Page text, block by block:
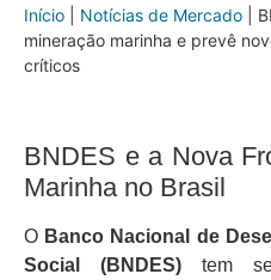
Início Notícias de Mercado
mineração marinha e prevê
críticos
BNDES e a Nova
Marinha no Brasil
O Banco Nacional de
Social (BNDES) tem se